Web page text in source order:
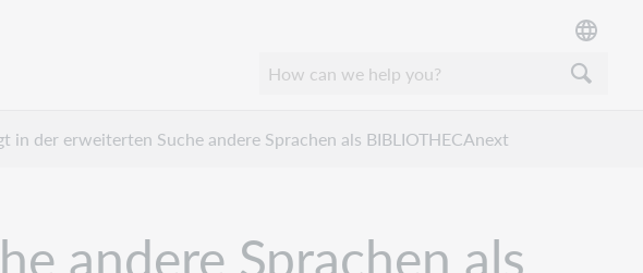
in der erweiterten Suche andere Sprachen als BIBLIOTHECAnext
andere Sprachen als